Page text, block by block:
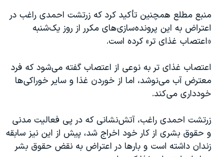
منبع مطلع همچنین تأکید کرد که زرتشت احمدی راغب در
اعتراض به این پرونده‌سازی‌های مکرر از روز یک‌شنبه
«اعتصاب غذای تر» کرده است.
اعتصاب غذای تر به نوعی از اعتصاب گفته می‌شود که فرد
معترض آب می‌نوشد، اما از خوردن غذا و سایر خوراکی‌ها
خودداری می‌کند.
زرتشت احمدی راغب، آتش‌نشانی که در پی فعالیت مدنی
و حقوق بشری از کار خود اخراج شد، پیش از این نیز سابقه
زندان داشته است و بارها در اعتراض به نقض حقوق بشر